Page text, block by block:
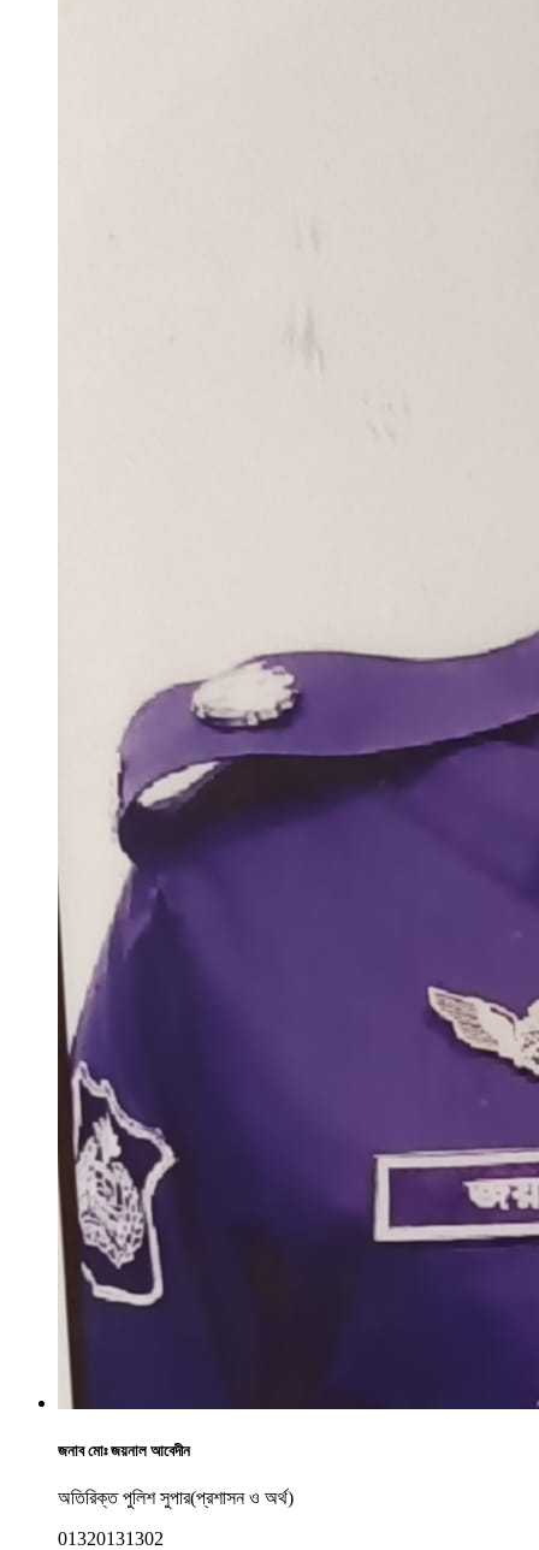
জনাব মোঃ জয়নাল আবেদীন
অতিরিক্ত পুলিশ সুপার(প্রশাসন ও অর্থ)
01320131302